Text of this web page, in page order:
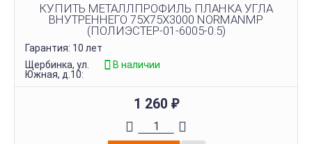
КУПИТЬ МЕТАЛЛПРОФИЛЬ ПЛАНКА УГЛА
ВНУТРЕННЕГО 75Х75Х3000 NORMANMP
(ПОЛИЭСТЕР-01-6005-0.5)
Гарантия: 10 лет
Щербинка, ул.
Южная, д.10:
В наличии
1 260 ₽